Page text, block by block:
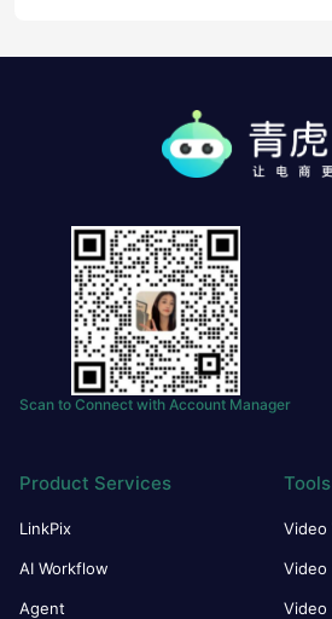
Scan to Connect with Account Manager
Product Services
LinkPix
AI Workflow
Agent
Tools
Video
Video
Video